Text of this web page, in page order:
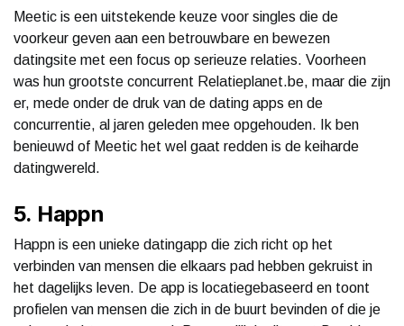
Meetic is een uitstekende keuze voor singles die de
voorkeur geven aan een betrouwbare en bewezen
datingsite met een focus op serieuze relaties. Voorheen
was hun grootste concurrent Relatieplanet.be, maar die zijn
er, mede onder de druk van de dating apps en de
concurrentie, al jaren geleden mee opgehouden. Ik ben
benieuwd of Meetic het wel gaat redden is de keiharde
datingwereld.
5. Happn
Happn is een unieke datingapp die zich richt op het
verbinden van mensen die elkaars pad hebben gekruist in
het dagelijks leven. De app is locatiegebaseerd en toont
profielen van mensen die zich in de buurt bevinden of die je